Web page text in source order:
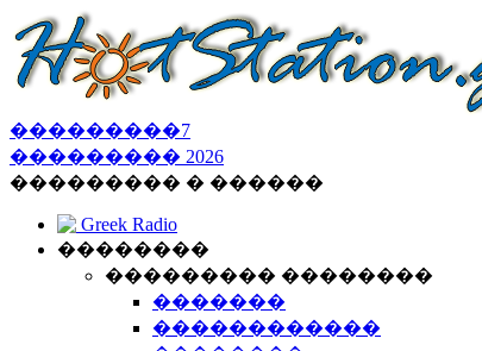
���������7
��������� 2026
��������� � ������
Greek Radio
��������
��������� ��������
�������
������������